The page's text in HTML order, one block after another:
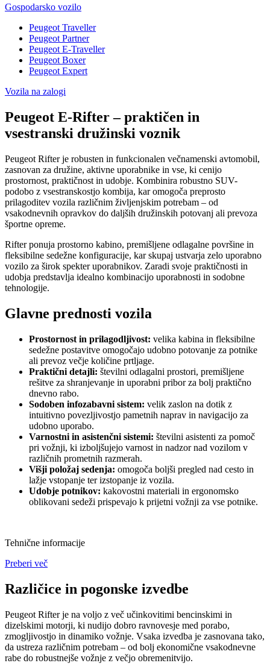
Gospodarsko vozilo
Peugeot Traveller
Peugeot Partner
Peugeot E-Traveller
Peugeot Boxer
Peugeot Expert
Vozila na zalogi
Peugeot E-Rifter – praktičen in
vsestranski družinski voznik
Peugeot Rifter je robusten in funkcionalen večnamenski avtomobil,
zasnovan za družine, aktivne uporabnike in vse, ki cenijo
prostornost, praktičnost in udobje. Kombinira robustno SUV-
podobo z vsestranskostjo kombija, kar omogoča preprosto
prilagoditev vozila različnim življenjskim potrebam – od
vsakodnevnih opravkov do daljših družinskih potovanj ali prevoza
športne opreme.
Rifter ponuja prostorno kabino, premišljene odlagalne površine in
fleksibilne sedežne konfiguracije, kar skupaj ustvarja zelo uporabno
vozilo za širok spekter uporabnikov. Zaradi svoje praktičnosti in
udobja predstavlja idealno kombinacijo uporabnosti in sodobne
tehnologije.
Glavne prednosti vozila
Prostornost in prilagodljivost: velika kabina in fleksibilne
sedežne postavitve omogočajo udobno potovanje za potnike
ali prevoz večje količine prtljage.
Praktični detajli: številni odlagalni prostori, premišljene
rešitve za shranjevanje in uporabni pribor za bolj praktično
dnevno rabo.
Sodoben infozabavni sistem: velik zaslon na dotik z
intuitivno povezljivostjo pametnih naprav in navigacijo za
udobno uporabo.
Varnostni in asistenčni sistemi: številni asistenti za pomoč
pri vožnji, ki izboljšujejo varnost in nadzor nad vozilom v
različnih prometnih razmerah.
Višji položaj sedenja: omogoča boljši pregled nad cesto in
lažje vstopanje ter izstopanje iz vozila.
Udobje potnikov: kakovostni materiali in ergonomsko
oblikovani sedeži prispevajo k prijetni vožnji za vse potnike.
Tehnične informacije
Preberi več
Različice in pogonske izvedbe
Peugeot Rifter je na voljo z več učinkovitimi bencinskimi in
dizelskimi motorji, ki nudijo dobro ravnovesje med porabo,
zmogljivostjo in dinamiko vožnje. Vsaka izvedba je zasnovana tako,
da ustreza različnim potrebam – od bolj ekonomične vsakodnevne
rabe do robustnejše vožnje z večjo obremenitvijo.